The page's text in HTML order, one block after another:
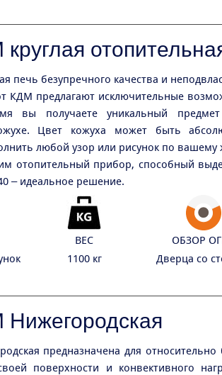
печь безупречного качества и
КДМ предлагают исключительные
получаете уникальный предмет
Цвет кожуха может быть
любой узор или рисунок по вашему
отопительный прибор, способный
– идеальное решение.
ВЕС
1100 кг
ОБЗОР
Дверца со
предназначена для
поверхности и конвективного